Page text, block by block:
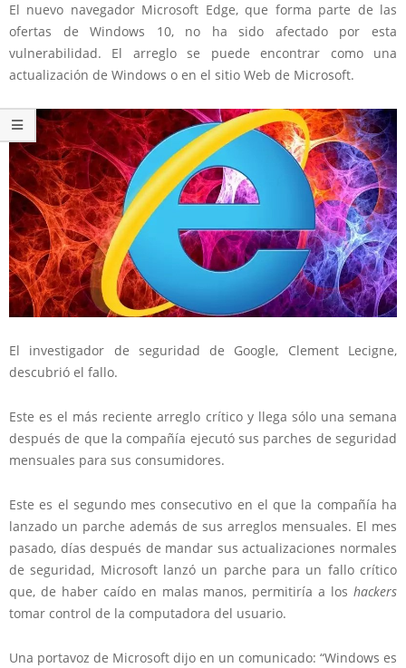
El nuevo navegador Microsoft Edge, que forma parte de las
ofertas de Windows 10, no ha sido afectado por esta
vulnerabilidad. El arreglo se puede encontrar como una
actualización de Windows o en el sitio Web de Microsoft.
El investigador de seguridad de Google, Clement Lecigne,
descubrió el fallo.
Este es el más reciente arreglo crítico y llega sólo una semana
después de que la compañía ejecutó sus parches de seguridad
mensuales para sus consumidores.
Este es el segundo mes consecutivo en el que la compañía ha
lanzado un parche además de sus arreglos mensuales. El mes
pasado, días después de mandar sus actualizaciones normales
de seguridad, Microsoft lanzó un parche para un fallo crítico
que, de haber caído en malas manos, permitiría a los hackers
tomar control de la computadora del usuario.
Una portavoz de Microsoft dijo en un comunicado: “Windows es